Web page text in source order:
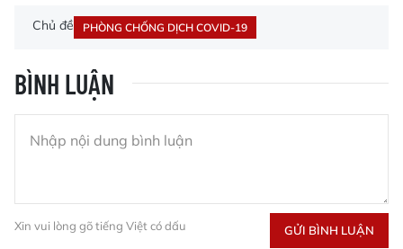
Chủ đề PHÒNG CHỐNG DỊCH COVID-19
BÌNH LUẬN
Xin vui lòng gõ tiếng Việt có dấu GỬI BÌNH LUẬN